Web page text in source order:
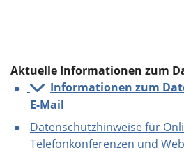
Aktuelle Informationen zum
Informationen zum
E-Mail
Datenschutzhinweise für
Telefonkonferenzen und